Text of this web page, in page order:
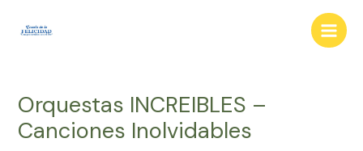
Main
Orquestas INCREIBLES –
Canciones Inolvidables